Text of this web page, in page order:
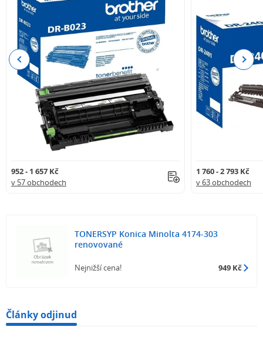
952 - 1 657 Kč
v 57 obchodech
1 760 - 2 793 Kč
v 63 obchodech
Previous Next
TONERSYP Konica Minolta 4174-303
renovované
Nejnižší cena! 949 Kč
Články odjinud